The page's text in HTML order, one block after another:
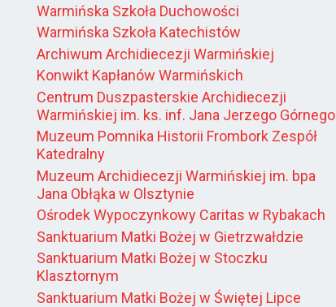
Warmińska Szkoła Duchowości
Warmińska Szkoła Katechistów
Archiwum Archidiecezji Warmińskiej
Konwikt Kapłanów Warmińskich
Centrum Duszpasterskie Archidiecezji
Warmińskiej im. ks. inf. Jana Jerzego Górnego
Muzeum Pomnika Historii Frombork Zespół
Katedralny
Muzeum Archidiecezji Warmińskiej im. bpa
Jana Obłąka w Olsztynie
Ośrodek Wypoczynkowy Caritas w Rybakach
Sanktuarium Matki Bożej w Gietrzwałdzie
Sanktuarium Matki Bożej w Stoczku
Klasztornym
Sanktuarium Matki Bożej w Świętej Lipce